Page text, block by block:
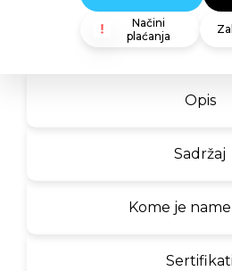
Opis
Sadržaj
Kome je
Sertifikati
Načini
plaćanja